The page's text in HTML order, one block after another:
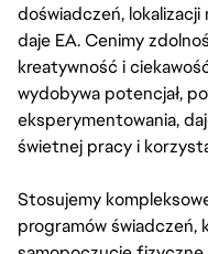
doświadczeń, lokalizacji
daje EA. Cenimy
kreatywność i
wydobywa potencjał,
eksperymentowania,
świetnej pracy i
Stosujemy
programów świadczeń,